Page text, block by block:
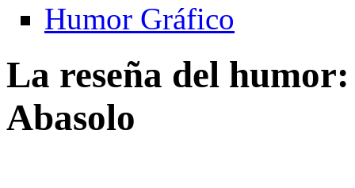
Humor Gráfico
La reseña del
Abasolo